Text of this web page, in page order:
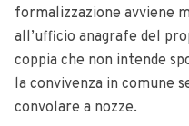
formalizzazione avviene
all’ufficio anagrafe del
coppia che non intende
la convivenza in comune
convolare a nozze.